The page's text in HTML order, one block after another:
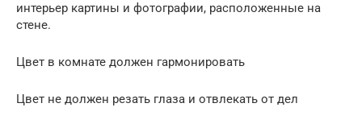
интерьер картины и фотографии, расположенные на
стене.
Цвет в комнате должен гармонировать
Цвет не должен резать глаза и отвлекать от дел